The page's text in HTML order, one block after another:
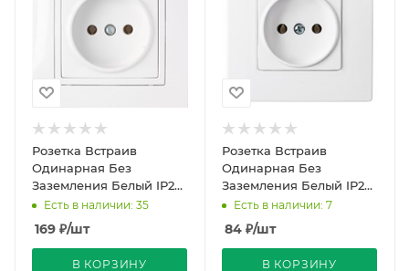
Розетка Встраив
Одинарная Без
Заземления Белый IP20
10А 250В Уют Bylectrica
Есть в наличии: 35
169 ₽/шт
В КОРЗИНУ
Розетка Встраив
Одинарная Без
Заземления Белый IP20
10А 250В Мастер
Bylectric
Есть в наличии: 7
84 ₽/шт
В КОРЗИНУ